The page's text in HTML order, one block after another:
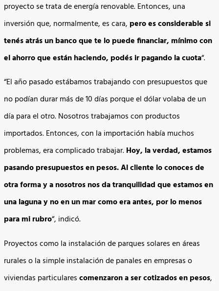
proyecto se trata de energía renovable. Entonces, una
inversión que, normalmente, es cara, pero es considerable si
tenés atrás un banco que te lo puede financiar, mínimo con
el ahorro que están haciendo, podés ir pagando la cuota“.
“El año pasado estábamos trabajando con presupuestos que
no podían durar más de 10 días porque el dólar volaba de un
día para el otro. Nosotros trabajamos con productos
importados. Entonces, con la importación había muchos
problemas, era complicado trabajar.Hoy, la verdad, estamos
pasando presupuestos en pesos. Al cliente lo conoces de
otra forma y a nosotros nos da tranquilidad que estamos en
una laguna y no en un mar como era antes, por lo menos
para mi rubro“, indicó.
Proyectos como la instalación de parques solares en áreas
rurales o la simple instalación de panales en empresas o
viviendas particularescomenzaron a ser cotizados en pesos,